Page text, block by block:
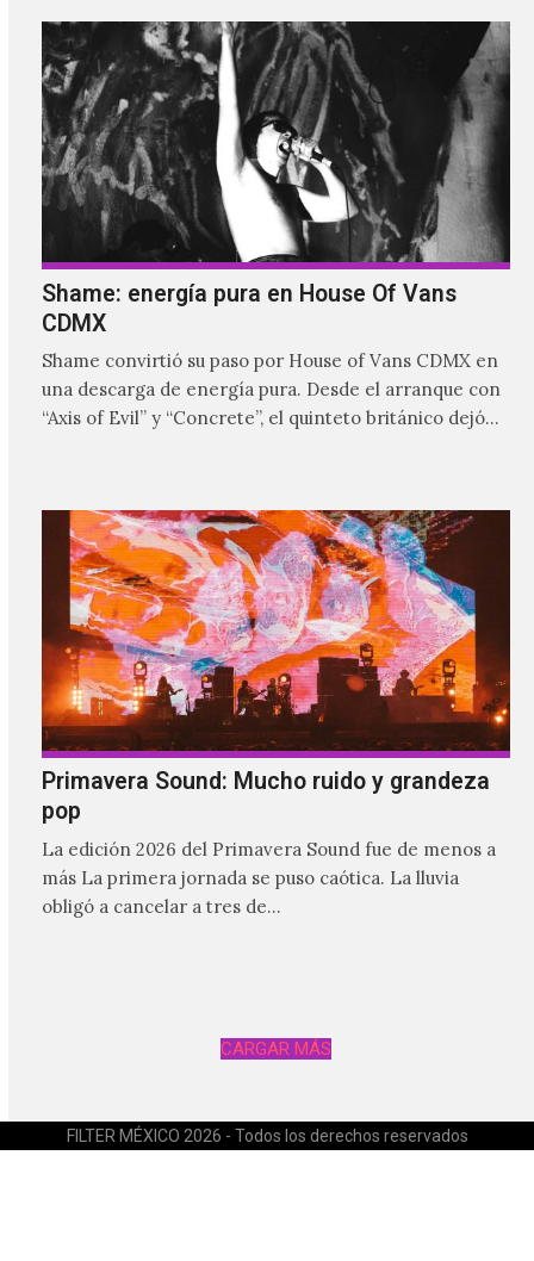
Shame: energía pura en House Of Vans
CDMX
Shame convirtió su paso por House of Vans CDMX en
una descarga de energía pura. Desde el arranque con
“Axis of Evil” y “Concrete”, el quinteto británico dejó
Primavera Sound: Mucho ruido y grandeza
pop
La edición 2026 del Primavera Sound fue de menos a
más La primera jornada se puso caótica. La lluvia
obligó a cancelar a tres de…
CARGAR MÁS
FILTER MÉXICO 2026 - Todos los derechos reservados